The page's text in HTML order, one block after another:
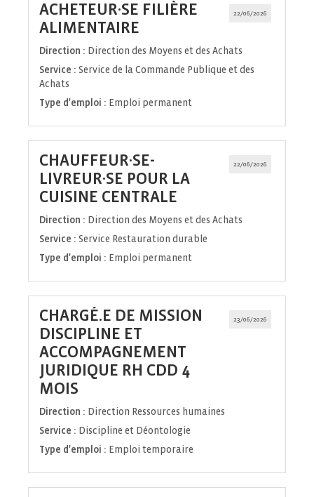
22/06/2026
ACHETEUR·SE FILIÈRE
ALIMENTAIRE
fenêtre)
Direction : Direction des Moyens et des Achats
Service : Service de la Commande Publique et des
Achats
Type d'emploi : Emploi permanent
22/06/2026
CHAUFFEUR·SE-
LIVREUR·SE POUR LA
CUISINE CENTRALE
fenêtre)
Direction : Direction des Moyens et des Achats
Service : Service Restauration durable
Type d'emploi : Emploi permanent
23/06/2026
CHARGÉ.E DE MISSION
DISCIPLINE ET
ACCOMPAGNEMENT
JURIDIQUE RH CDD 4
MOIS
fenêtre)
Direction : Direction Ressources humaines
Service : Discipline et Déontologie
Type d'emploi : Emploi temporaire